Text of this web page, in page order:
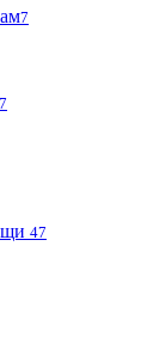
7
47